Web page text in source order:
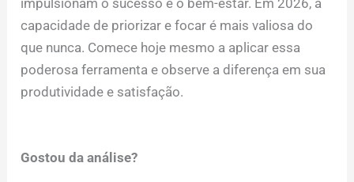
impulsionam o sucesso e o bem-estar. Em 2026, a
capacidade de priorizar e focar é mais valiosa do
que nunca. Comece hoje mesmo a aplicar essa
poderosa ferramenta e observe a diferença em sua
produtividade e satisfação.
Gostou da análise?